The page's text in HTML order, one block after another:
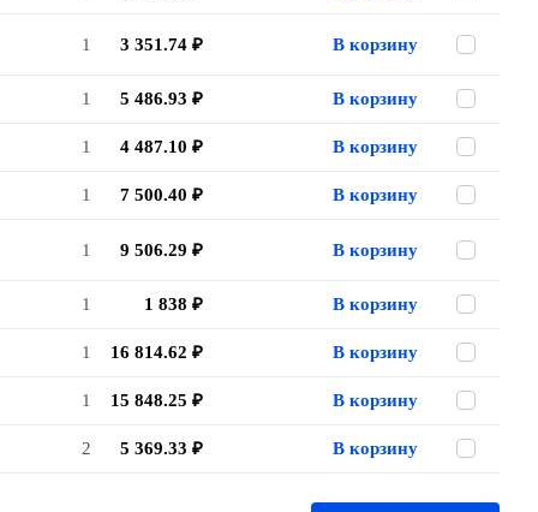
1 3 351.74 ₽ В корзину
1 5 486.93 ₽ В корзину
1 4 487.10 ₽ В корзину
1 7 500.40 ₽ В корзину
1 9 506.29 ₽ В корзину
1 1 838 ₽ В корзину
1 16 814.62 ₽ В корзину
1 15 848.25 ₽ В корзину
2 5 369.33 ₽ В корзину